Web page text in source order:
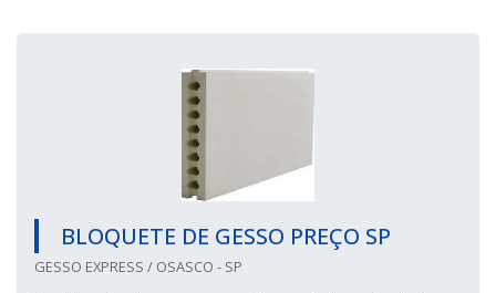
BLOQUETE DE GESSO PREÇO SP
GESSO EXPRESS / OSASCO - SP